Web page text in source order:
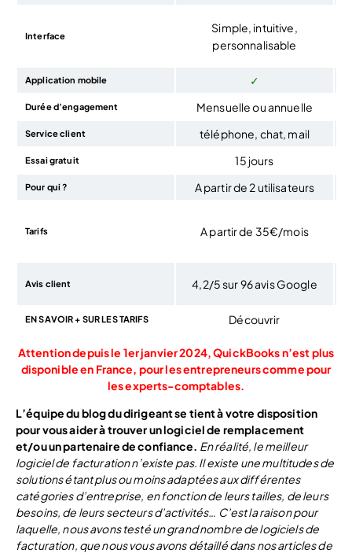
Interface
Simple, intuitive,
personnalisable
Application mobile ✓
Durée d’engagement Mensuelle ou annuelle
Service client téléphone, chat, mail
Essai gratuit 15 jours
Pour qui ? A partir de 2 utilisateurs
Tarifs A partir de 35€/mois
Avis client 4,2/5 sur 96 avis Google
EN SAVOIR + SUR LES TARIFS Découvrir
Attention depuis le 1er janvier 2024, QuickBooks n’est plus
disponible en France, pour les entrepreneurs comme pour
les experts-comptables.
L’équipe du blog du dirigeant se tient à votre disposition
pour vous aider à trouver un logiciel de remplacement
et/ou un partenaire de confiance. En réalité, le meilleur
logiciel de facturation n’existe pas. Il existe une multitudes de
solutions étant plus ou moins adaptées aux différentes
catégories d’entreprise, en fonction de leurs tailles, de leurs
besoins, de leurs secteurs d’activités… C’est la raison pour
laquelle, nous avons testé un grand nombre de logiciels de
facturation, que nous vous avons détaillé dans nos articles de